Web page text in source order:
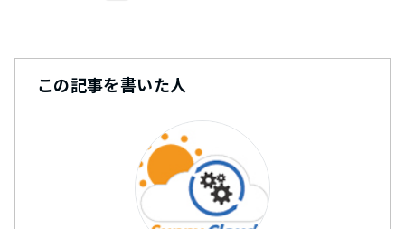
この記事を書いた人